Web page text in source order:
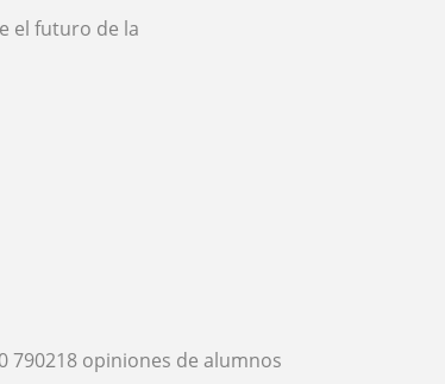
el futuro de la
790218 opiniones de alumnos